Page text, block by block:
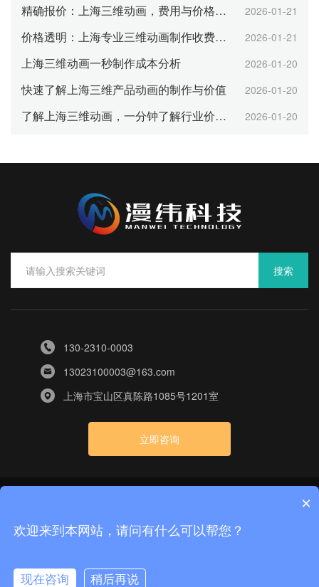
精确报价：上海三维动画，费用与价格的对比分析 2026-01-21
价格透明：上海专业三维动画制作收费标准 2026-01-21
上海三维动画一秒制作成本分析 2026-01-20
快速了解上海三维产品动画的制作与价值 2026-01-20
了解上海三维动画，一分钟了解行业价格行情 2026-01-20
搜索
130-2310-0003
13023100003@163.com
上海市宝山区真陈路1085号1201室
立即咨询
沪ICP备2024061574号-2
隐私政策 | 网站地图
×
欢迎来到本网站，请问有什么可以帮您？
现在咨询 稍后再说